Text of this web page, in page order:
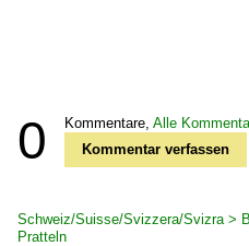
0 Kommentare, Alle
Kommentar verfassen
Schweiz/Suisse/Svizzera/Svizra >
Pratteln